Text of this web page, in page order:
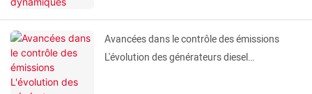
Avancées dans le contrôle des émissions
L'évolution des générateurs diesel